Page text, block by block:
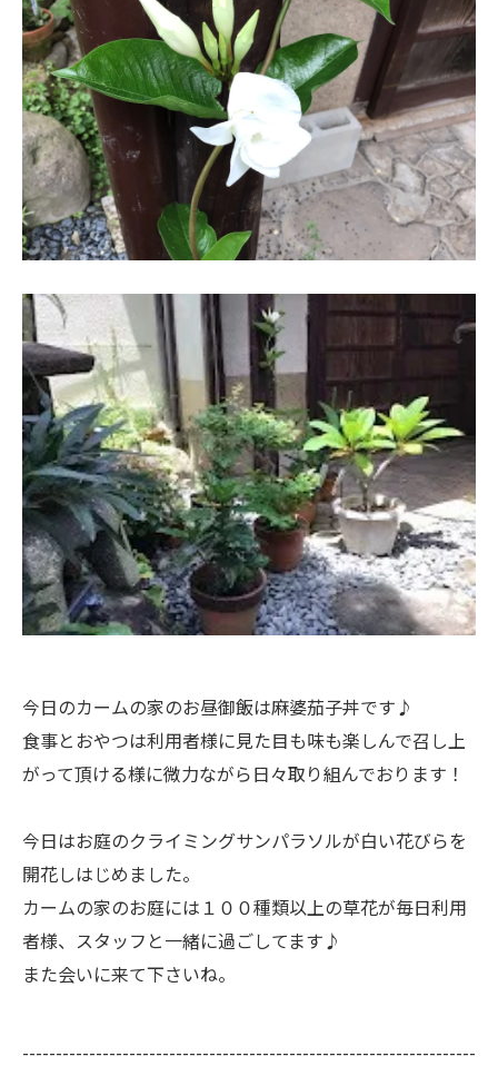
今日のカームの家のお昼御飯は麻婆茄子丼です♪
食事とおやつは利用者様に見た目も味も楽しんで召し上
がって頂ける様に微力ながら日々取り組んでおります！
今日はお庭のクライミングサンパラソルが白い花びらを
開花しはじめました。
カームの家のお庭には１００種類以上の草花が毎日利用
者様、スタッフと一緒に過ごしてます♪
また会いに来て下さいね。
--------------------------------------------------------------------